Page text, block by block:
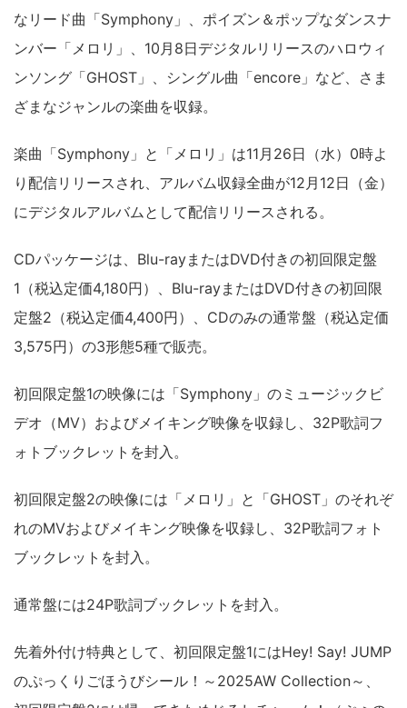
なリード曲「Symphony」、ポイズン＆ポップなダンスナ
ンバー「メロリ」、10月8日デジタルリリースのハロウィ
ンソング「GHOST」、シングル曲「encore」など、さま
ざまなジャンルの楽曲を収録。
楽曲「Symphony」と「メロリ」は11月26日（水）0時よ
り配信リリースされ、アルバム収録全曲が12月12日（金）
にデジタルアルバムとして配信リリースされる。
CDパッケージは、Blu-rayまたはDVD付きの初回限定盤
1（税込定価4,180円）、Blu-rayまたはDVD付きの初回限
定盤2（税込定価4,400円）、CDのみの通常盤（税込定価
3,575円）の3形態5種で販売。
初回限定盤1の映像には「Symphony」のミュージックビ
デオ（MV）およびメイキング映像を収録し、32P歌詞フ
ォトブックレットを封入。
初回限定盤2の映像には「メロリ」と「GHOST」のそれぞ
れのMVおよびメイキング映像を収録し、32P歌詞フォト
ブックレットを封入。
通常盤には24P歌詞ブックレットを封入。
先着外付け特典として、初回限定盤1にはHey! Say! JUMP
のぷっくりごほうびシール！～2025AW Collection～、